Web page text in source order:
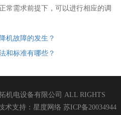
常需求前提下，可以进行相应的调
机故障的发生？
和标准有哪些？
机电设备有限公司 ALL RIGHTS
术支持： 星度网络 苏ICP备20034944